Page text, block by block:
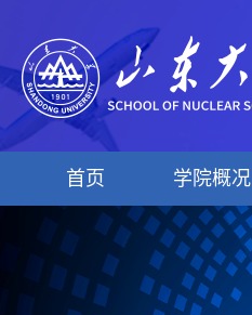
首页 学院概况